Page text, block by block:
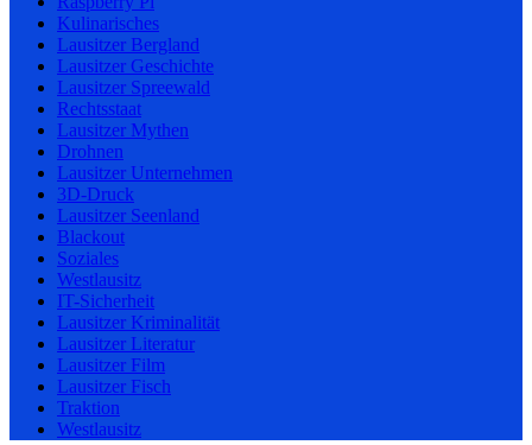
Kulinarisches
Lausitzer Bergland
Lausitzer Geschichte
Lausitzer Spreewald
Rechtsstaat
Lausitzer Mythen
Drohnen
Lausitzer Unternehmen
3D-Druck
Lausitzer Seenland
Blackout
Soziales
Westlausitz
IT-Sicherheit
Lausitzer Kriminalität
Lausitzer Literatur
Lausitzer Film
Lausitzer Fisch
Traktion
Westlausitz